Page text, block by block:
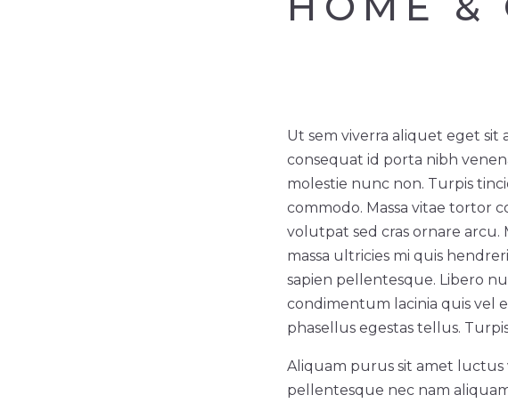
Ut sem viverra aliquet eget sit
consequat id porta nibh
molestie nunc non. Turpis
commodo. Massa vitae tortor
volutpat sed cras ornare arcu.
massa ultricies mi quis
sapien pellentesque. Libero
condimentum lacinia quis vel
phasellus egestas tellus.
Aliquam purus sit amet
pellentesque nec nam